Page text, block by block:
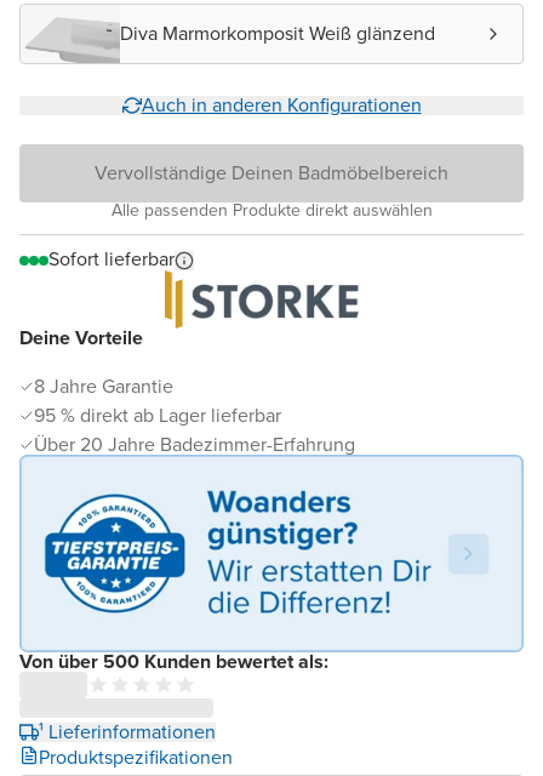
Deine Vorteile
8 Jahre Garantie
95 % direkt ab Lager lieferbar
Über 20 Jahre Badezimmer-Erfahrung
Von über 500 Kunden bewertet als:
¹ Lieferinformationen
Produktspezifikationen
Diva Marmorkomposit Weiß glänzend
Auch in anderen Konfigurationen
Vervollständige Deinen Badmöbelbereich
Alle passenden Produkte direkt auswählen
Sofort lieferbar